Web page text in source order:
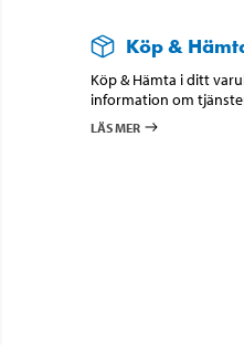
Köp &
Köp & Hämta i ditt
information om
LÄS MER